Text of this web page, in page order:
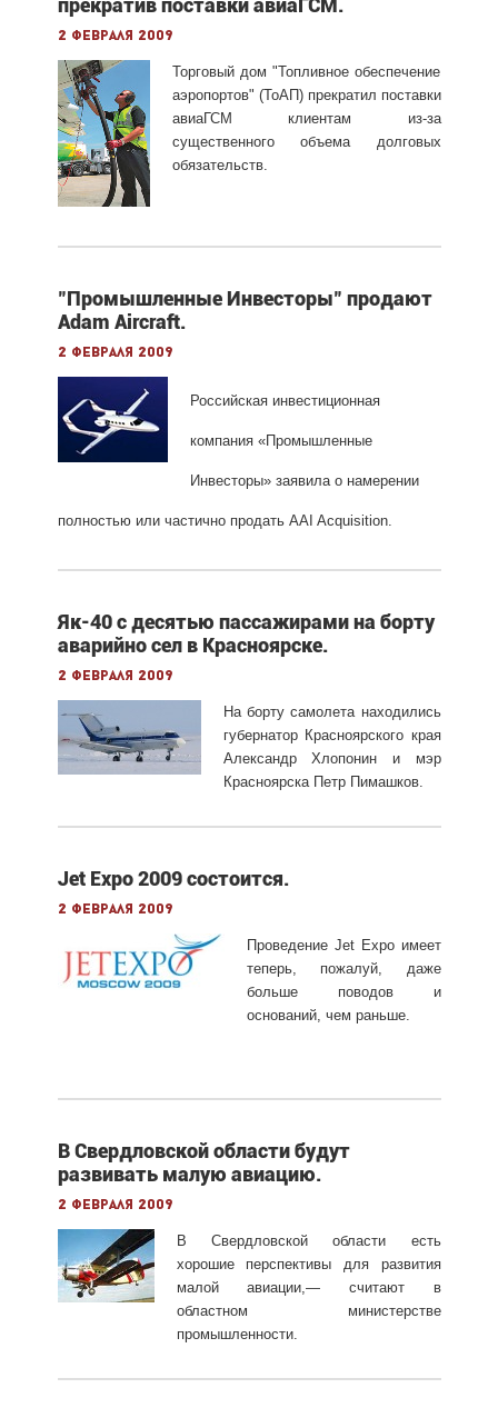
прекратив поставки авиаГСМ.
2 февраля 2009
Торговый дом "Топливное обеспечение
аэропортов" (ТоАП) прекратил поставки
авиаГСМ клиентам из-за
существенного объема долговых
обязательств.
"Промышленные Инвесторы" продают
Adam Aircraft.
2 февраля 2009
Российская инвестиционная
компания «Промышленные
Инвесторы» заявила о намерении
полностью или частично продать AAI Acquisition.
Як-40 с десятью пассажирами на борту
аварийно сел в Красноярске.
2 февраля 2009
На борту самолета находились
губернатор Красноярского края
Александр Хлопонин и мэр
Красноярска Петр Пимашков.
Jet Expo 2009 состоится.
2 февраля 2009
Проведение Jet Expo имеет
теперь, пожалуй, даже
больше поводов и
оснований, чем раньше.
В Свердловской области будут
развивать малую авиацию.
2 февраля 2009
В Свердловской области есть
хорошие перспективы для развития
малой авиации,— считают в
областном министерстве
промышленности.